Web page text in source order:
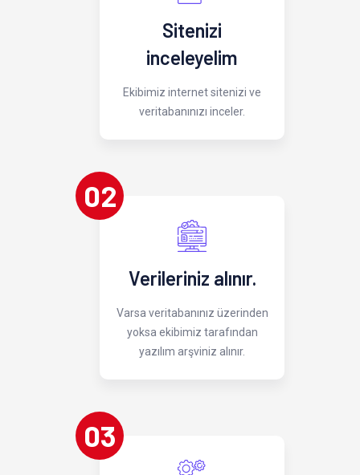
Sitenizi
inceleyelim
Ekibimiz internet sitenizi ve
veritabanınızı inceler.
02
Verileriniz alınır.
Varsa veritabanınız üzerinden
yoksa ekibimiz tarafından
yazılım arşviniz alınır.
03